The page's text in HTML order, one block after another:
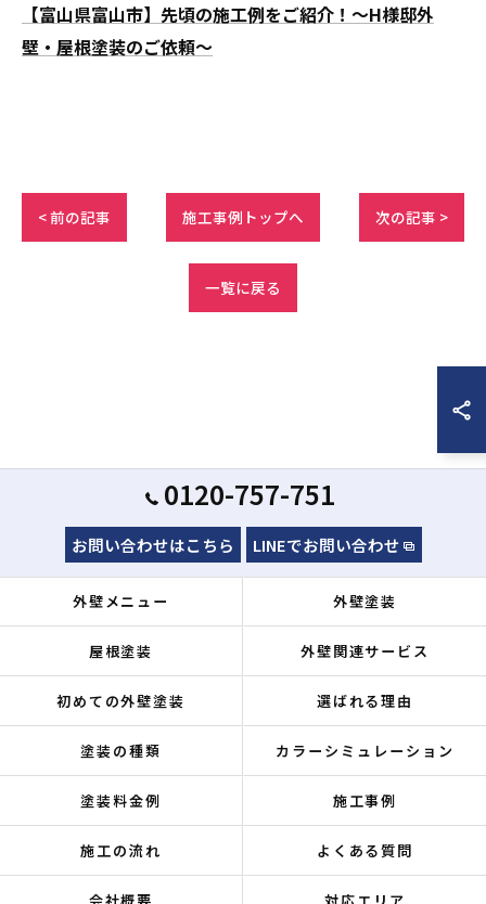
【富山県富山市】先頃の施工例をご紹介！～H様邸外
壁・屋根塗装のご依頼～
< 前の記事 施工事例トップへ 次の記事 >
一覧に戻る
0120-757-751
お問い合わせはこちら LINEでお問い合わせ
外壁メニュー 外壁塗装
屋根塗装 外壁関連サービス
初めての外壁塗装 選ばれる理由
塗装の種類 カラーシミュレーション
塗装料金例 施工事例
施工の流れ よくある質問